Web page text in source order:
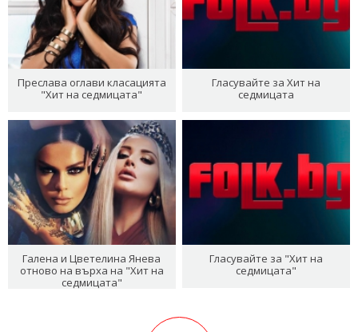
Преслава оглави класацията
"Хит на седмицата"
Гласувайте за Хит на
седмицата
Галена и Цветелина Янева
отново на върха на "Хит на
седмицата"
Гласувайте за "Хит на
седмицата"